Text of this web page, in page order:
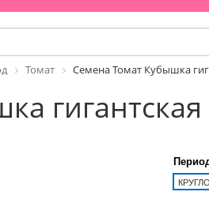
Томат Семена Томат Кубышка